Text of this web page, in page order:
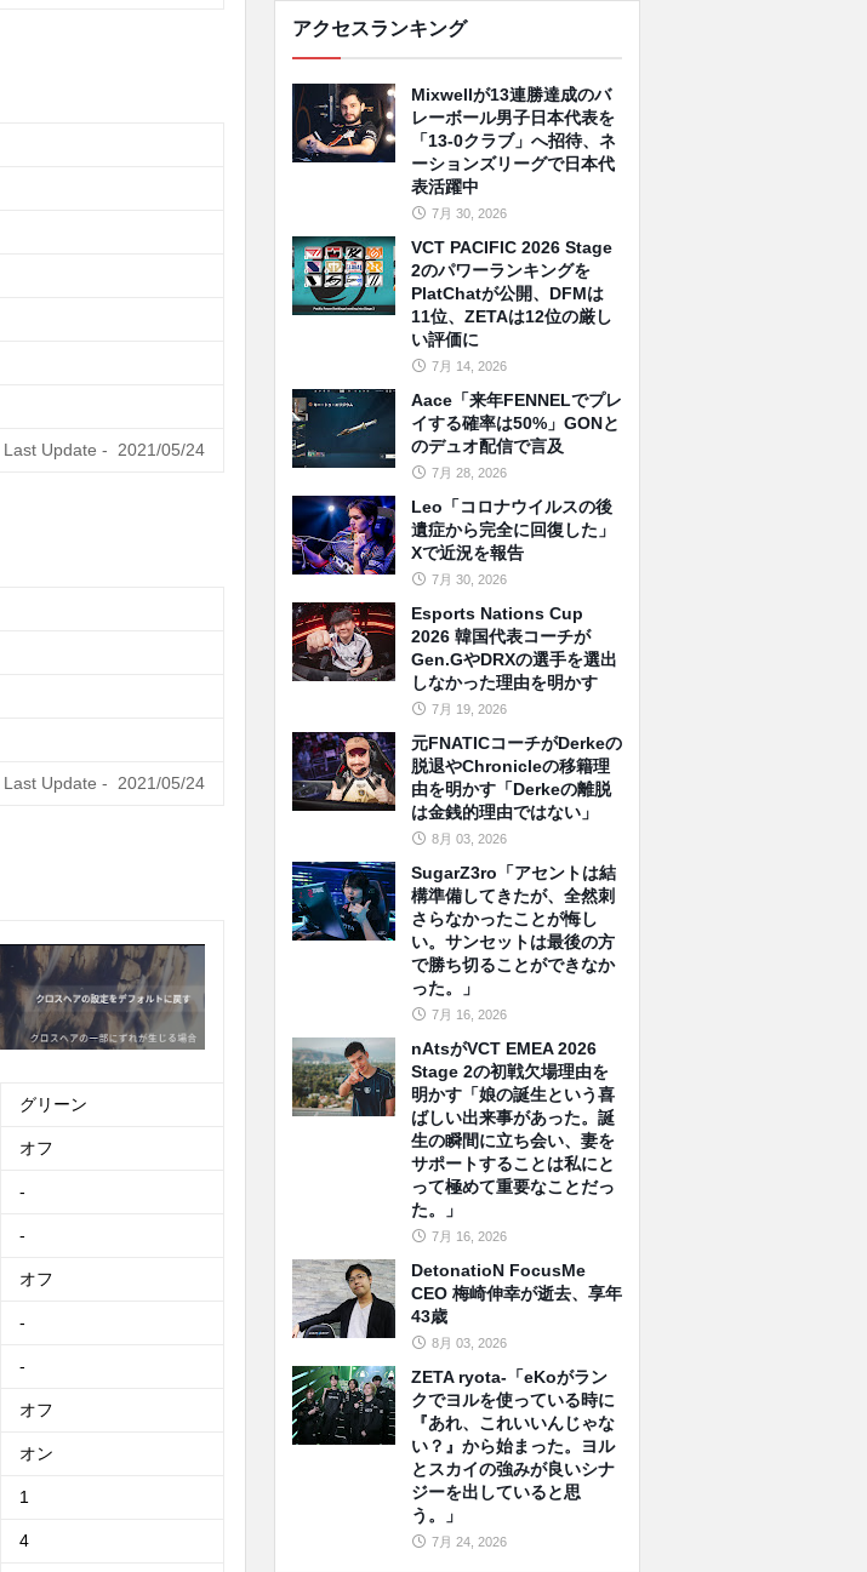
Last Update - 2021/05/24
Last Update - 2021/05/24
グリーン
オフ
-
-
オフ
-
-
オフ
オン
1
4
アクセスランキング
Mixwellが13連勝達成のバ
レーボール男子日本代表を
「13-0クラブ」へ招待、ネ
ーションズリーグで日本代
表活躍中
7月 30, 2026
VCT PACIFIC 2026 Stage
2のパワーランキングを
PlatChatが公開、DFMは
11位、ZETAは12位の厳し
い評価に
7月 14, 2026
Aace「来年FENNELでプレ
イする確率は50%」GONと
のデュオ配信で言及
7月 28, 2026
Leo「コロナウイルスの後
遺症から完全に回復した」
Xで近況を報告
7月 30, 2026
Esports Nations Cup
2026 韓国代表コーチが
Gen.GやDRXの選手を選出
しなかった理由を明かす
7月 19, 2026
元FNATICコーチがDerkeの
脱退やChronicleの移籍理
由を明かす「Derkeの離脱
は金銭的理由ではない」
8月 03, 2026
SugarZ3ro「アセントは結
構準備してきたが、全然刺
さらなかったことが悔し
い。サンセットは最後の方
で勝ち切ることができなか
った。」
7月 16, 2026
nAtsがVCT EMEA 2026
Stage 2の初戦欠場理由を
明かす「娘の誕生という喜
ばしい出来事があった。誕
生の瞬間に立ち会い、妻を
サポートすることは私にと
って極めて重要なことだっ
た。」
7月 16, 2026
DetonatioN FocusMe
CEO 梅崎伸幸が逝去、享年
43歳
8月 03, 2026
ZETA ryota-「eKoがラン
クでヨルを使っている時に
『あれ、これいいんじゃな
い？』から始まった。ヨル
とスカイの強みが良いシナ
ジーを出していると思
う。」
7月 24, 2026